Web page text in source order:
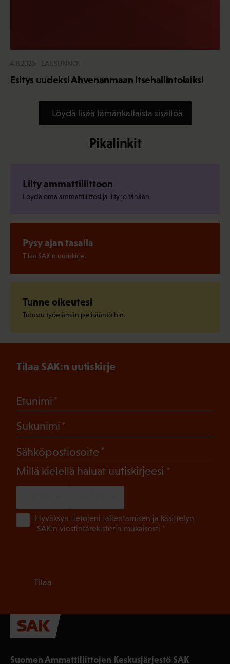
4.8.2026 LAUSUNNOT
Esitys uudeksi Ahvenanmaan itsehallintolaiksi
Löydä lisää tämänkaltaista sisältöä
Pikalinkit
Liity ammattiliittoon
Löydä oma ammattiliittosi ja liity jo tänään.
Pysy ajan tasalla
Tilaa SAK:n uutiskirje.
Tunne oikeutesi
Tutustu työelämän pelisääntöihin.
Suomen Ammattiliittojen Keskusjärjestö SAK
Tilaa SAK:n uutiskirje
Etunimi
Sukunimi
Sähköpostiosoite
Millä kielellä haluat uutiskirjeesi (Pakollinen)
Hyväksyn tietojeni tallentamisen ja käsittelyn
SAK:n viestintärekisterin mukaisesti *
Tilaa